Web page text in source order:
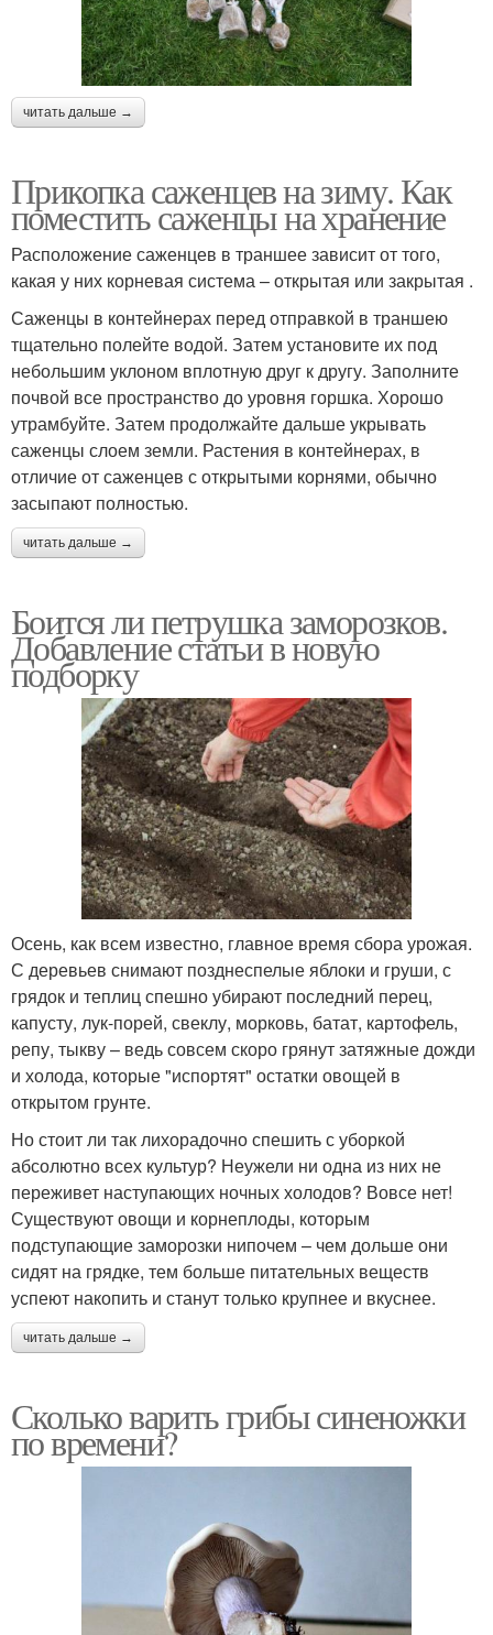
читать дальше →
Прикопка саженцев на зиму. Как
поместить саженцы на хранение
Расположение саженцев в траншее зависит от того,
какая у них корневая система – открытая или закрытая .
Саженцы в контейнерах перед отправкой в траншею
тщательно полейте водой. Затем установите их под
небольшим уклоном вплотную друг к другу. Заполните
почвой все пространство до уровня горшка. Хорошо
утрамбуйте. Затем продолжайте дальше укрывать
саженцы слоем земли. Растения в контейнерах, в
отличие от саженцев с открытыми корнями, обычно
засыпают полностью.
читать дальше →
Боится ли петрушка заморозков.
Добавление статьи в новую
подборку
Осень, как всем известно, главное время сбора урожая.
С деревьев снимают позднеспелые яблоки и груши, с
грядок и теплиц спешно убирают последний перец,
капусту, лук-порей, свеклу, морковь, батат, картофель,
репу, тыкву – ведь совсем скоро грянут затяжные дожди
и холода, которые "испортят" остатки овощей в
открытом грунте.
Но стоит ли так лихорадочно спешить с уборкой
абсолютно всех культур? Неужели ни одна из них не
переживет наступающих ночных холодов? Вовсе нет!
Существуют овощи и корнеплоды, которым
подступающие заморозки нипочем – чем дольше они
сидят на грядке, тем больше питательных веществ
успеют накопить и станут только крупнее и вкуснее.
читать дальше →
Сколько варить грибы синеножки
по времени?